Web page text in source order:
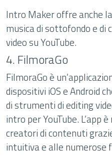
Intro Maker offre anche
musica di sottofondo e di
video su YouTube.
4. FilmoraGo
FilmoraGo è
dispositivi iOS e Android
di strumenti di editing
intro per YouTube. L’app
creatori di contenuti
intuitiva e alle numerose